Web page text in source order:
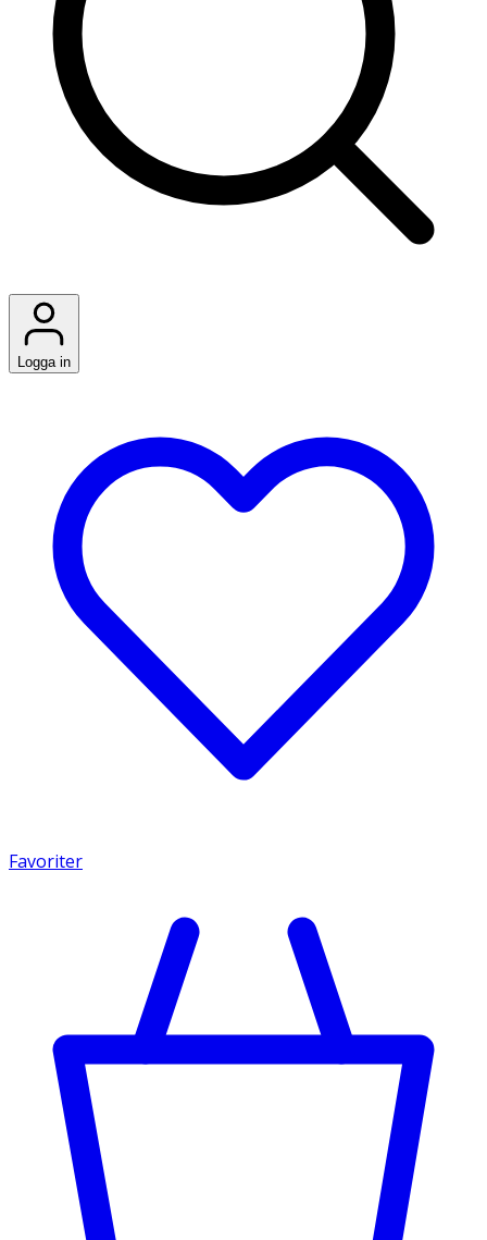
Logga in
Favoriter